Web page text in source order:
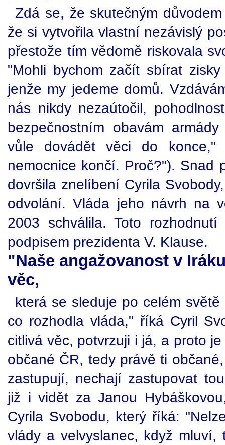
Zdá se, že skutečným
že si vytvořila vlastní nezávislý
přestože tím vědomě riskovala
"Mohli bychom začít sbírat
jenže my jedeme domů.
nás nikdy nezaútočil,
bezpečnostním obavám
vůle dovádět věci do konce,"
nemocnice končí. Proč?"). Snad
dovršila znelíbení Cyrila
odvolání. Vláda jeho návrh na
2003 schválila. Toto
podpisem prezidenta V. Klause.
"Naše angažovanost v
věc,
která se sleduje po celém
co rozhodla vláda," říká Cyril
citlivá věc, potvrzuji i já, a proto
občané ČR, tedy právě ti
zastupují, nechají zastupovat
již i vidět za Janou
Cyrila Svobodu, který říká:
vlády a velvyslanec, když